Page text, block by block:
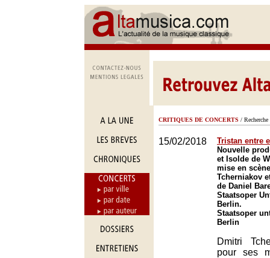
CRITIQUES DE CONCERTS / Recherche
15/02/2018
Tristan entre
Nouvelle
et Isolde de
mise en
Tcherniakov
de Daniel
Staatsoper
Berlin.
Staatsoper
Berlin
Dmitri
pour ses